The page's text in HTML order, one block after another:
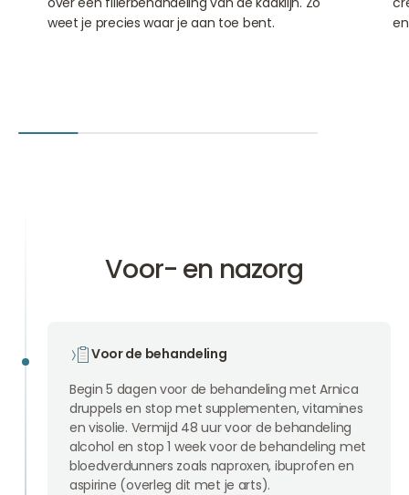
weet je precies waar je aan toe bent.
Voor- en nazorg
Voor de behandeling
Begin 5 dagen voor de behandeling met Arnica
druppels en stop met supplementen, vitamines
en visolie. Vermijd 48 uur voor de behandeling
alcohol en stop 1 week voor de behandeling met
bloedverdunners zoals naproxen, ibuprofen en
aspirine (overleg dit met je arts).